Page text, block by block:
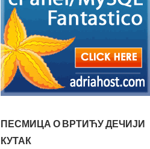
ПЕСМИЦА О ВРТИЋУ ДЕЧИЈИ
КУТАК